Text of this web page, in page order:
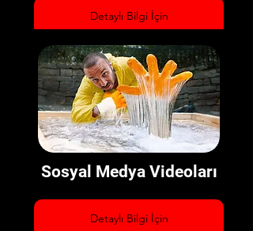
Detaylı Bilgi İçin
Sosyal Medya Videoları
Detaylı Bilgi İçin